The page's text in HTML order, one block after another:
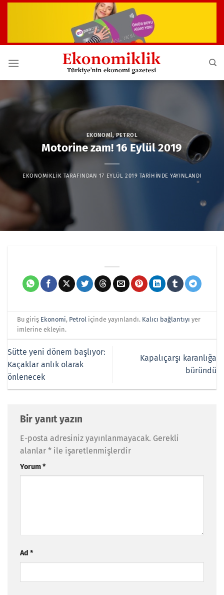
EKONOMI,PETROL
Motorine zam! 16 Eylül 2019
EKONOMIKLIK TARAFINDAN 17 EYLÜL 2019 TARIHINDE YAYINLANDI
Bu giriş Ekonomi, Petrol içinde yayınlandı. Kalıcı bağlantıyı yer
imlerine ekleyin.
Sütte yeni dönem başlıyor:
Kaçaklar anlık olarak
önlenecek
Kapalıçarşı karanlığa
büründü
Bir yanıt yazın
E-posta adresiniz yayınlanmayacak. Gerekli
alanlar * ile işaretlenmişlerdir
Yorum*
Ad *